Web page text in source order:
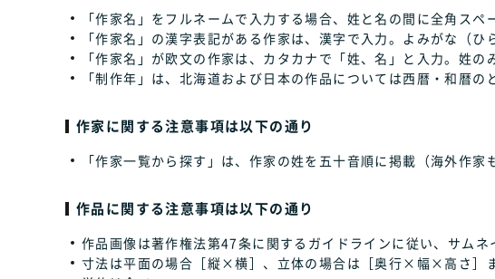
「作家名」をフルネームで入力する場合、姓と名の間に全角スペ
「作家名」の漢字表記がある作家は、漢字で入力。よみがな（ひ
「作家名」が欧文の作家は、カタカナで「姓、名」と入力。姓の
「制作年」は、北海道および日本の作品については西暦・和暦
作家に関する注意事項は以下の通り
「作家一覧から探す」は、作家の姓を五十音順に掲載（海外作家
作品に関する注意事項は以下の通り
作品画像は著作権法第47条に関するガイドラインに従い、サム
寸法は平面の場合［縦×横］、立体の場合は［奥行×幅×高さ］